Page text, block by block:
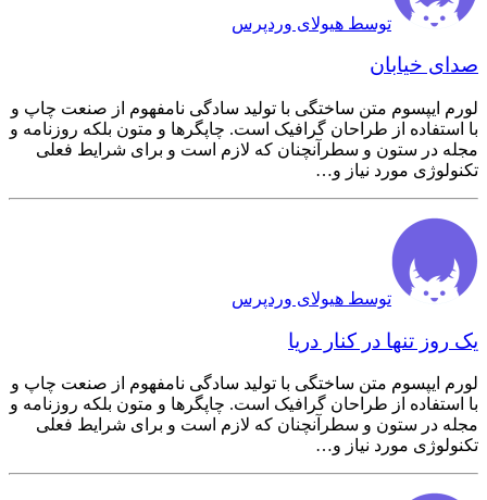
توسط هیولای وردپرس
صدای خیابان
لورم ایپسوم متن ساختگی با تولید سادگی نامفهوم از صنعت چاپ و
با استفاده از طراحان گرافیک است. چاپگرها و متون بلکه روزنامه و
مجله در ستون و سطرآنچنان که لازم است و برای شرایط فعلی
تکنولوژی مورد نیاز و…
توسط هیولای وردپرس
یک روز تنها در کنار دریا
لورم ایپسوم متن ساختگی با تولید سادگی نامفهوم از صنعت چاپ و
با استفاده از طراحان گرافیک است. چاپگرها و متون بلکه روزنامه و
مجله در ستون و سطرآنچنان که لازم است و برای شرایط فعلی
تکنولوژی مورد نیاز و…